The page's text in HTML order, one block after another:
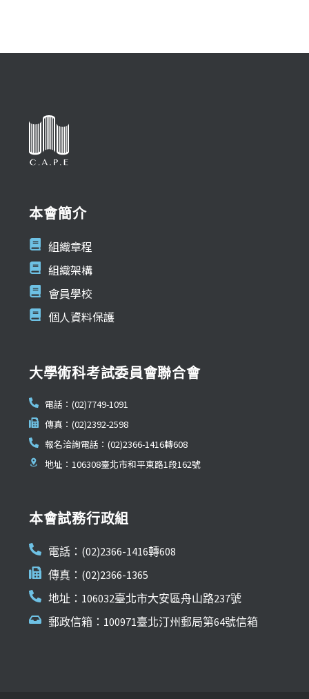
本會簡介
組織章程
組織架構
會員學校
個人資料保護
大學術科考試委員會聯合會
電話：(02)7749-1091
傳真：(02)2392-2598
報名洽詢電話：(02)2366-1416轉608
地址：106308臺北市和平東路1段162號
本會試務行政組
電話：(02)2366-1416轉608
傳真：(02)2366-1365
地址：106032臺北市大安區舟山路237號
郵政信箱：100971臺北汀州郵局第64號信箱